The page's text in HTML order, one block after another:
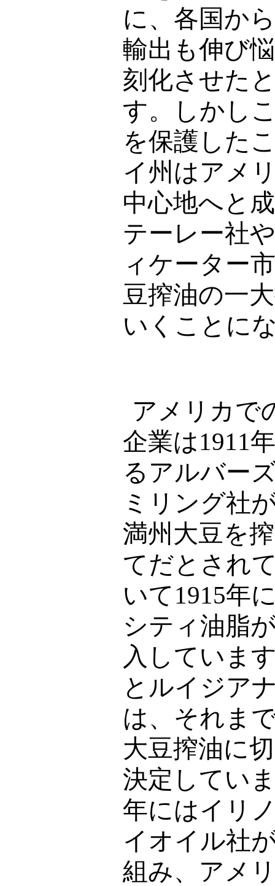
に、各国か
輸出も伸び
刻化させた
す。しかし
を保護した
イ州はアメ
中心地へと
テーレー社や
ィケーター
豆搾油の一
いくことに
アメリカで
企業は1911
るアルバー
ミリング社
満州大豆を
てだとされ
いて 1915年
シティ油脂
入していま
とルイジア
は、それま
大豆搾油に
決定してい
年にはイリ
イオイル社
組み、アメ